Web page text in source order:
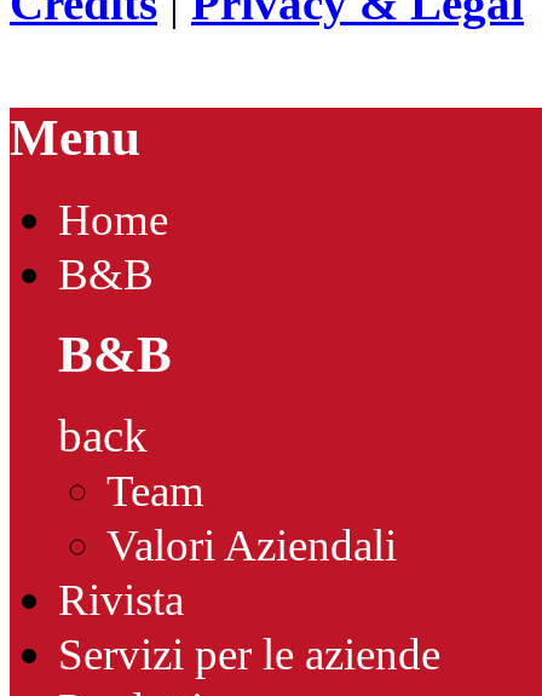
Menu
Home
B&B
B&B
back
Team
Valori Aziendali
Rivista
Servizi per le aziende